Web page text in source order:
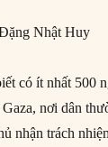
Nhật Huy
có ít nhất 500
nơi dân
nhận trách